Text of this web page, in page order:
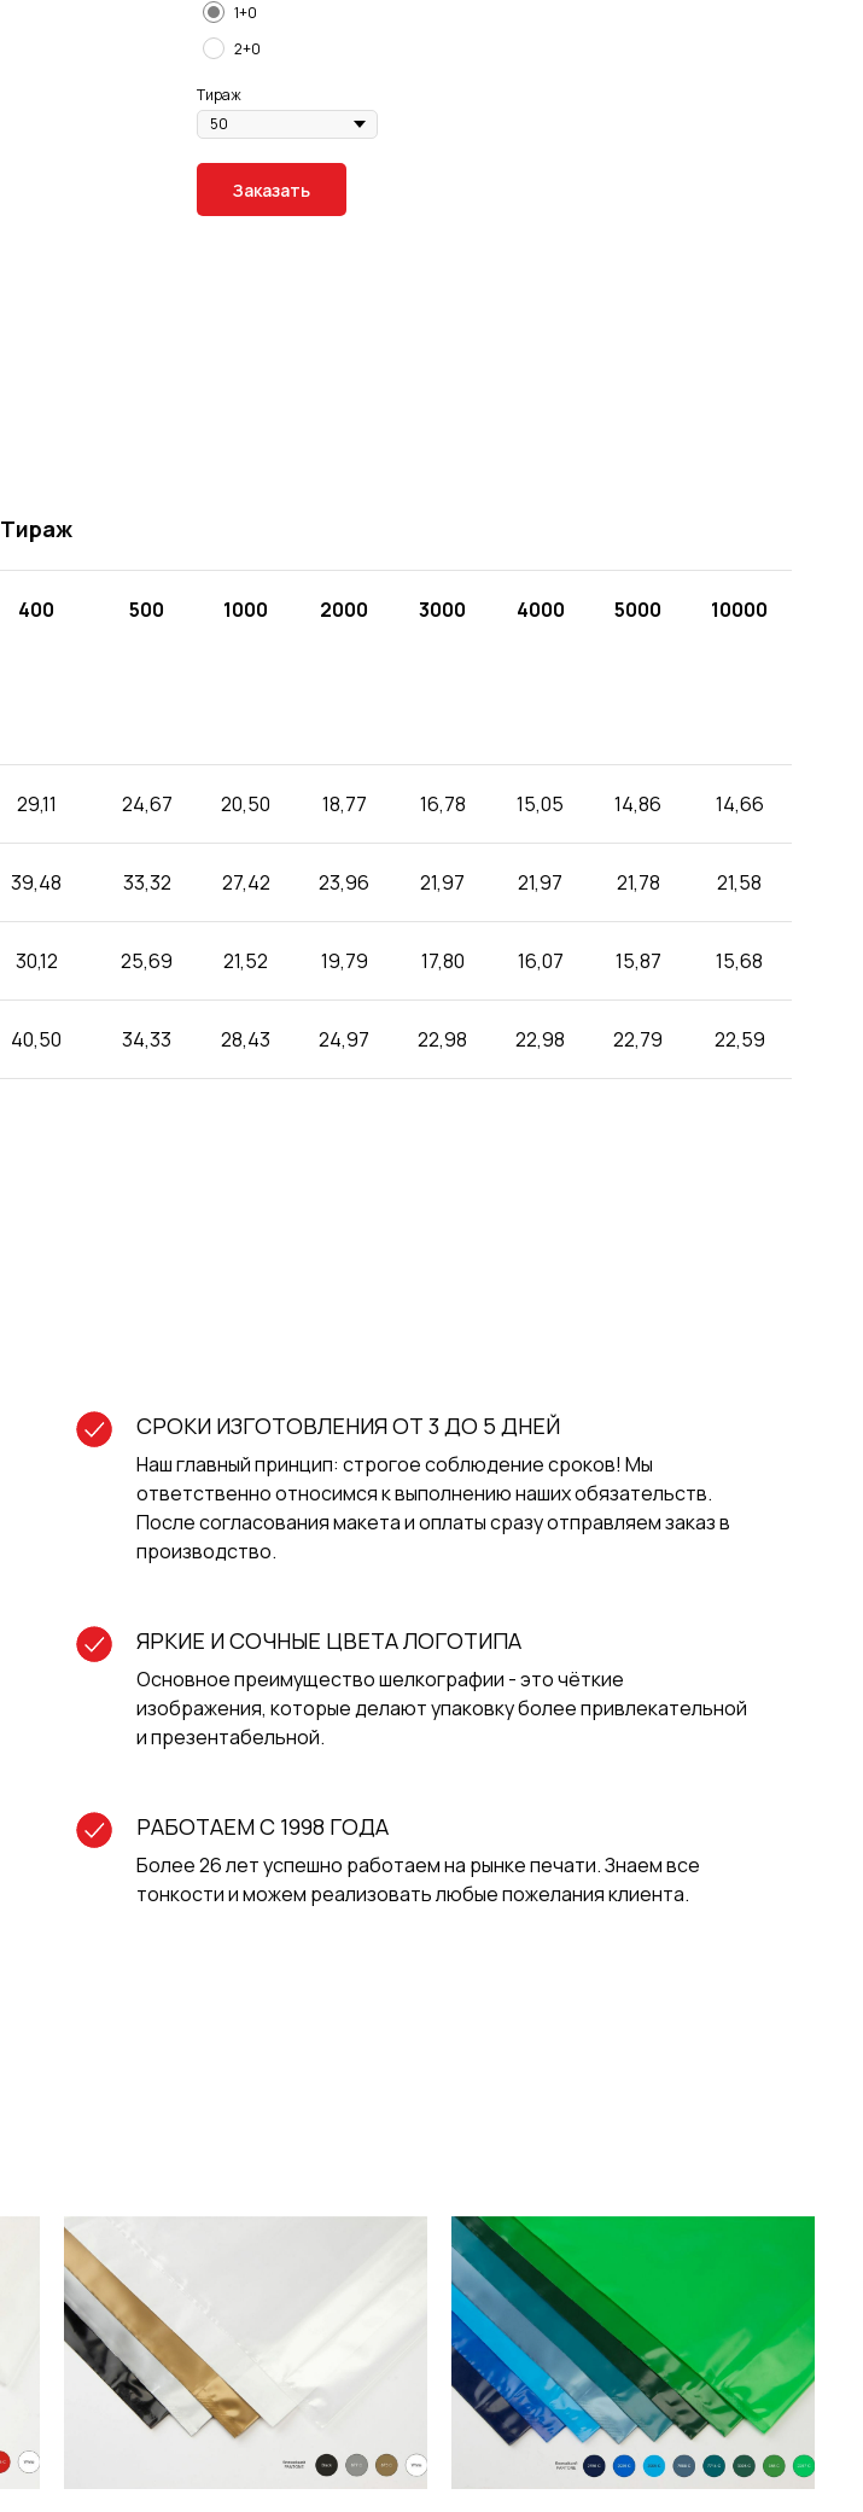
1+0
2+0
Тираж
Заказать
Тираж
400 500 1000 2000 3000 4000 5000 10000
29,11 24,67 20,50 18,77 16,78 15,05 14,86 14,66
39,48 33,32 27,42 23,96 21,97 21,97 21,78 21,58
30,12 25,69 21,52 19,79 17,80 16,07 15,87 15,68
40,50 34,33 28,43 24,97 22,98 22,98 22,79 22,59
СРОКИ ИЗГОТОВЛЕНИЯ ОТ 3 ДО 5 ДНЕЙ
Наш главный принцип: строгое соблюдение сроков! Мы
ответственно относимся к выполнению наших обязательств.
После согласования макета и оплаты сразу отправляем заказ в
производство.
ЯРКИЕ И СОЧНЫЕ ЦВЕТА ЛОГОТИПА
Основное преимущество шелкографии - это чёткие
изображения, которые делают упаковку более привлекательной
и презентабельной.
РАБОТАЕМ С 1998 ГОДА
Более 26 лет успешно работаем на рынке печати. Знаем все
тонкости и можем реализовать любые пожелания клиента.